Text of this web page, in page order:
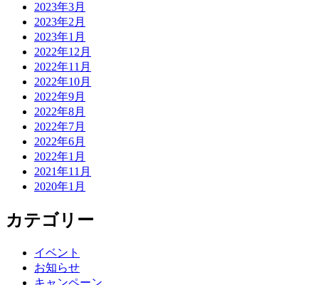
2023年3月
2023年2月
2023年1月
2022年12月
2022年11月
2022年10月
2022年9月
2022年8月
2022年7月
2022年6月
2022年1月
2021年11月
2020年1月
カテゴリー
イベント
お知らせ
キャンペーン